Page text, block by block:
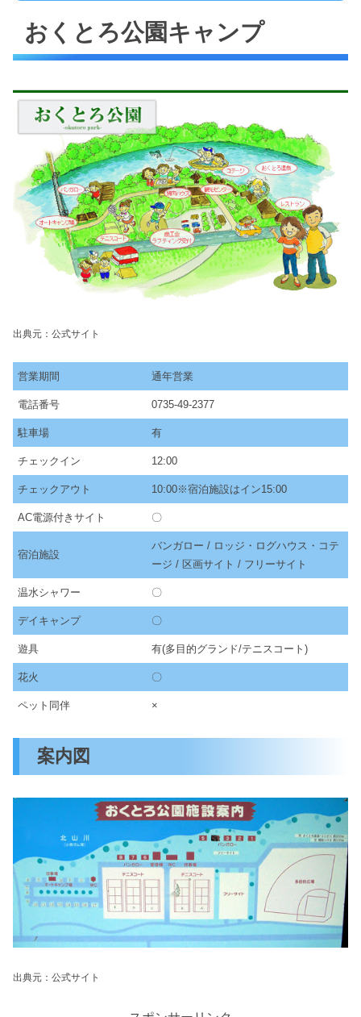
おくとろ公園キャンプ
出典元：公式サイト
営業期間 通年営業
電話番号 0735-49-2377
駐車場 有
チェックイン 12:00
チェックアウト 10:00※宿泊施設はイン15:00
AC電源付きサイト 〇
宿泊施設
バンガロー / ロッジ・ログハウス・コテ
ージ / 区画サイト / フリーサイト
温水シャワー 〇
デイキャンプ 〇
遊具 有(多目的グランド/テニスコート)
花火 〇
ペット同伴 ×
案内図
出典元：公式サイト